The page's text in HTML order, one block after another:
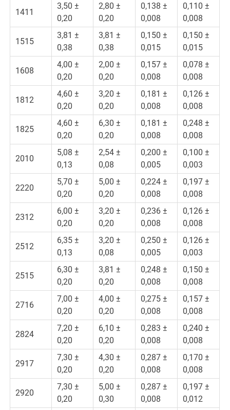
1411
3,50 ±
0,20
2,80 ±
0,20
0,138 ±
0,008
0,110 ±
0,008
1515
3,81 ±
0,38
3,81 ±
0,38
0,150 ±
0,015
0,150 ±
0,015
1608
4,00 ±
0,20
2,00 ±
0,20
0,157 ±
0,008
0,078 ±
0,008
1812
4,60 ±
0,20
3,20 ±
0,20
0,181 ±
0,008
0,126 ±
0,008
1825
4,60 ±
0,20
6,30 ±
0,20
0,181 ±
0,008
0,248 ±
0,008
2010
5,08 ±
0,13
2,54 ±
0,08
0,200 ±
0,005
0,100 ±
0,003
2220
5,70 ±
0,20
5,00 ±
0,20
0,224 ±
0,008
0,197 ±
0,008
2312
6,00 ±
0,20
3,20 ±
0,20
0,236 ±
0,008
0,126 ±
0,008
2512
6,35 ±
0,13
3,20 ±
0,08
0,250 ±
0,005
0,126 ±
0,003
2515
6,30 ±
0,20
3,81 ±
0,20
0,248 ±
0,008
0,150 ±
0,008
2716
7,00 ±
0,20
4,00 ±
0,20
0,275 ±
0,008
0,157 ±
0,008
2824
7,20 ±
0,20
6,10 ±
0,20
0,283 ±
0,008
0,240 ±
0,008
2917
7,30 ±
0,20
4,30 ±
0,20
0,287 ±
0,008
0,170 ±
0,008
2920
7,30 ±
0,20
5,00 ±
0,30
0,287 ±
0,008
0,197 ±
0,012